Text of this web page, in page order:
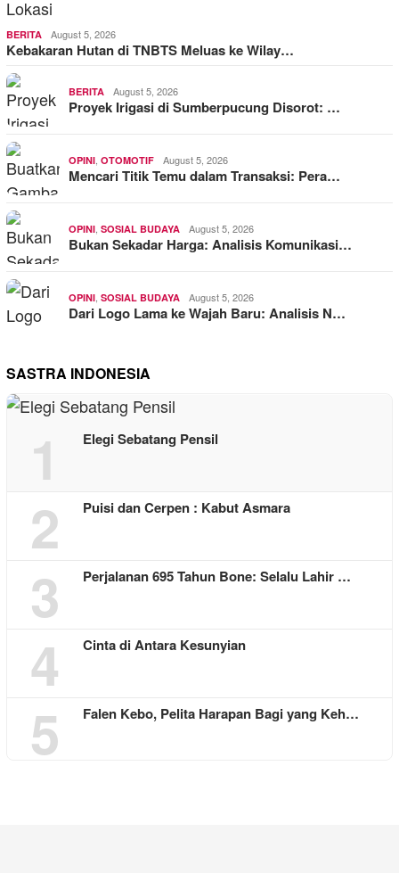
BERITA August 5, 2026
Kebakaran Hutan di TNBTS Meluas ke Wilay…
BERITA August 5, 2026
Proyek Irigasi di Sumberpucung Disorot: …
OPINI OTOMOTIF August 5, 2026
Mencari Titik Temu dalam Transaksi: Pera…
OPINI SOSIAL BUDAYA August 5, 2026
Bukan Sekadar Harga: Analisis Komunikasi…
OPINI SOSIAL BUDAYA August 5, 2026
Dari Logo Lama ke Wajah Baru: Analisis N…
SASTRA INDONESIA
1 Elegi Sebatang Pensil
2 Puisi dan Cerpen : Kabut Asmara
3 Perjalanan 695 Tahun Bone: Selalu Lahir …
4 Cinta di Antara Kesunyian
5 Falen Kebo, Pelita Harapan Bagi yang Keh…